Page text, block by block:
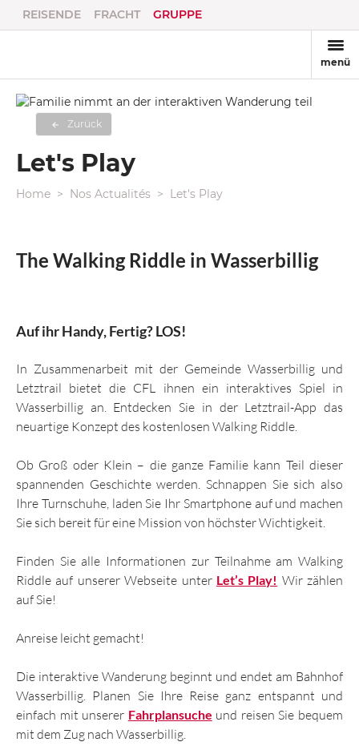
REISENDE FRACHT GRUPPE
menü
Zurück
Let's Play
Home Nos Actualités Let's Play
The Walking Riddle in Wasserbillig
Auf ihr Handy, Fertig? LOS!
In Zusammenarbeit mit der Gemeinde Wasserbillig und
Letztrail bietet die CFL ihnen ein interaktives Spiel in
Wasserbillig an. Entdecken Sie in der Letztrail-App das
neuartige Konzept des kostenlosen Walking Riddle.
Ob Groß oder Klein – die ganze Familie kann Teil dieser
spannenden Geschichte werden. Schnappen Sie sich also
Ihre Turnschuhe, laden Sie Ihr Smartphone auf und machen
Sie sich bereit für eine Mission von höchster Wichtigkeit.
Finden Sie alle Informationen zur Teilnahme am Walking
Riddle auf unserer Webseite unter Let’s Play! Wir zählen
auf Sie!
Anreise leicht gemacht!
Die interaktive Wanderung beginnt und endet am Bahnhof
Wasserbillig. Planen Sie Ihre Reise ganz entspannt und
einfach mit unserer Fahrplansuche und reisen Sie bequem
mit dem Zug nach Wasserbillig.